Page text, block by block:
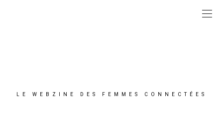
LE WEBZINE DES FEMMES CONNECTÉES